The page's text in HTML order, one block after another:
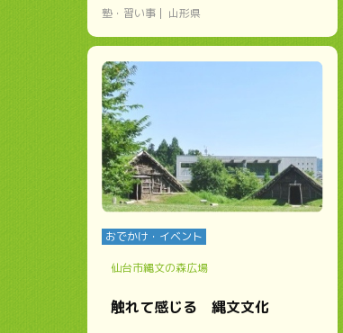
塾・習い事 山形県
おでかけ・イベント
仙台市縄文の森広場
触れて感じる 縄文文化